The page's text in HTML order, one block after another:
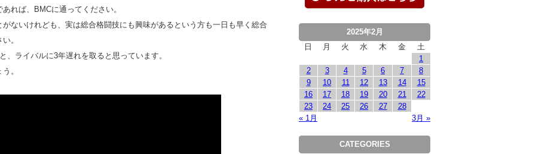
れば、BMCに通ってください。
ないけれども、実は総合格闘技にも興味があるという方も一日も早く総合
。
、ライバルに3年遅れを取ると思っています。
。
2025年2月
日
月 火 水 木 金 土
« 1月 3月 »
1
2
3 4 5 6 7
8
9
10 11 12 13 14
15
16
17 18 19 20 21
22
23
24 25 26 27 28
CATEGORIES